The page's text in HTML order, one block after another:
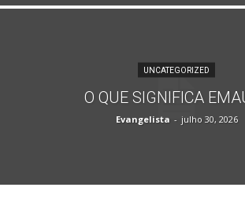
UNCATEGORIZED
O QUE SIGNIFICA
Evangelista - julho 30, 2026